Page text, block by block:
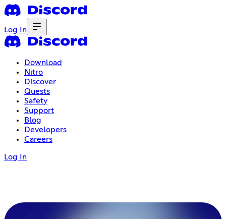
Log In
Download
Nitro
Discover
Quests
Safety
Support
Blog
Developers
Careers
Log In